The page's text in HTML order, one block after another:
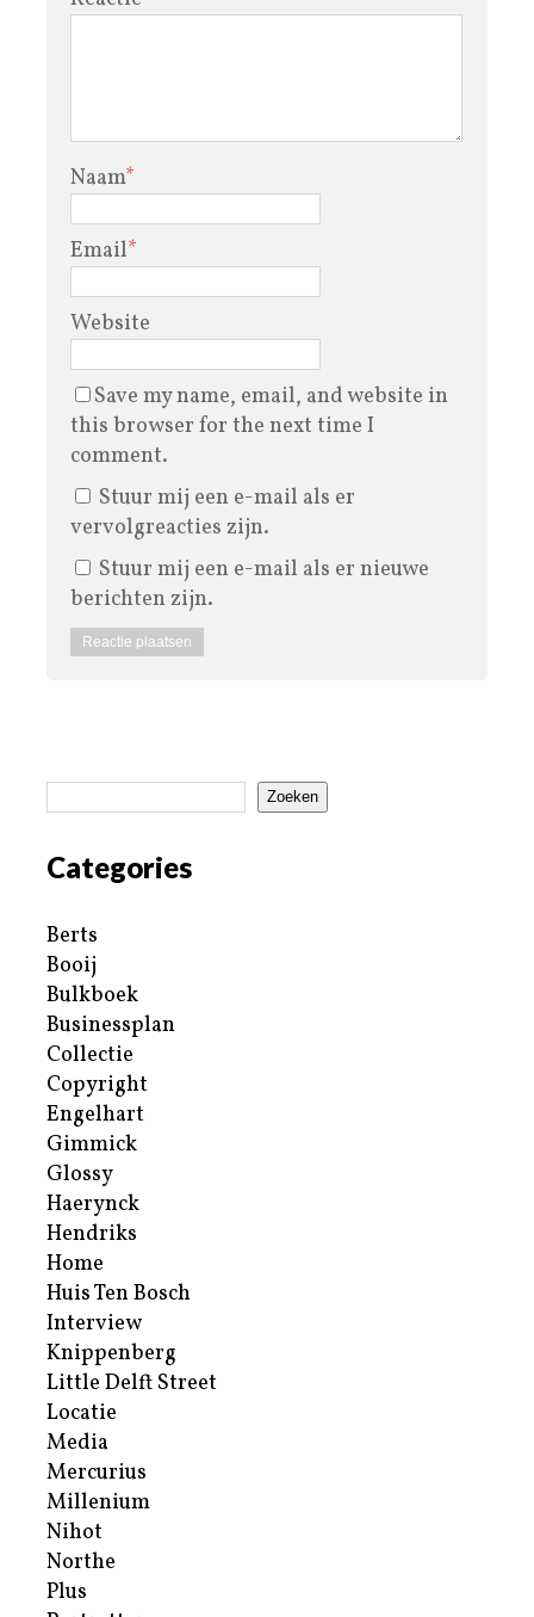
Naam*
Email*
Website
Save my name, email, and website in
this browser for the next time I
comment.
Stuur mij een e-mail als er
vervolgreacties zijn.
Stuur mij een e-mail als er nieuwe
berichten zijn.
Zoeken
Categories
Berts
Booij
Bulkboek
Businessplan
Collectie
Copyright
Engelhart
Gimmick
Glossy
Haerynck
Hendriks
Home
Huis Ten Bosch
Interview
Knippenberg
Little Delft Street
Locatie
Media
Mercurius
Millenium
Nihot
Northe
Plus